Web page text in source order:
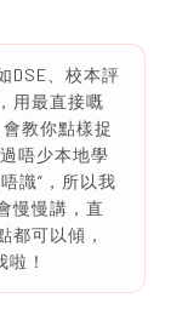
DSE、校本評
用最直接嘅
教你點樣捉
唔少本地學
識”，所以我
慢慢講，直
都可以傾，
！